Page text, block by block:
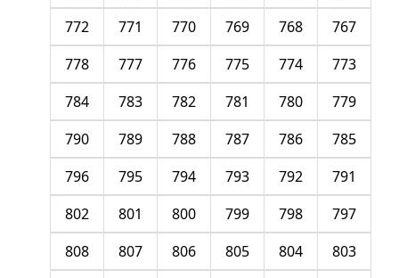
767
768
769
770
771
772
773
774
775
776
777
778
779
780
781
782
783
784
785
786
787
788
789
790
791
792
793
794
795
796
797
798
799
800
801
802
803
804
805
806
807
808